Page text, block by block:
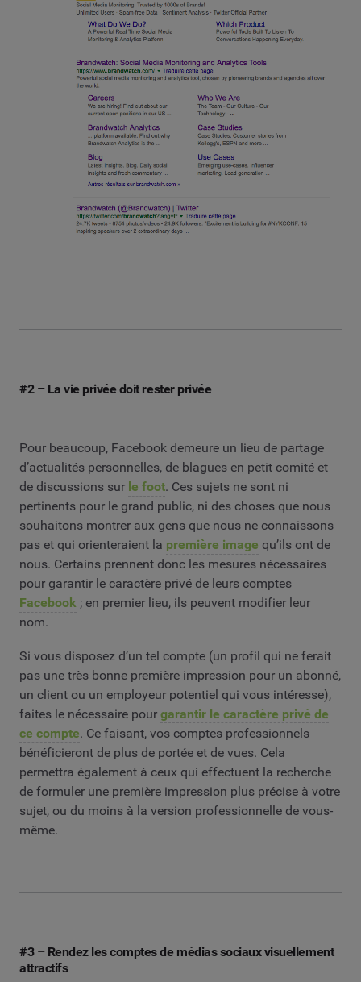
#2 – La vie privée doit rester privée
Pour beaucoup, Facebook demeure un lieu de partage
d’actualités personnelles, de blagues en petit comité et
de discussions sur le foot. Ces sujets ne sont ni
pertinents pour le grand public, ni des choses que nous
souhaitons montrer aux gens que nous ne connaissons
pas et qui orienteraient la première image qu’ils ont de
nous. Certains prennent donc les mesures nécessaires
pour garantir le caractère privé de leurs comptes
Facebook ; en premier lieu, ils peuvent modifier leur
nom.
Si vous disposez d’un tel compte (un profil qui ne ferait
pas une très bonne première impression pour un abonné,
un client ou un employeur potentiel qui vous intéresse),
faites le nécessaire pour garantir le caractère privé de
ce compte. Ce faisant, vos comptes professionnels
bénéficieront de plus de portée et de vues. Cela
permettra également à ceux qui effectuent la recherche
de formuler une première impression plus précise à votre
sujet, ou du moins à la version professionnelle de vous-
même.
#3 – Rendez les comptes de médias sociaux visuellement
attractifs